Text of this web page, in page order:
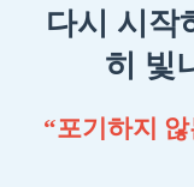
다시 시작
히 빛
“포기하지